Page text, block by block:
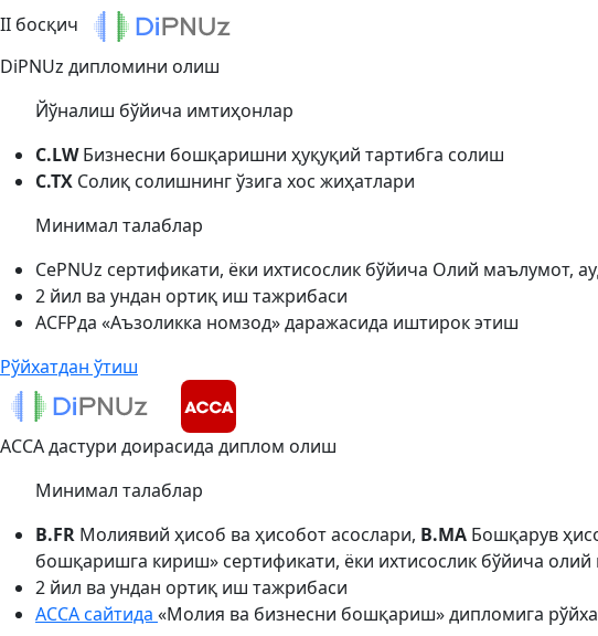
II босқич
DiPNUz дипломини олиш
Йўналиш бўйича имтиҳонлар
C.LWБизнесни бошқаришни ҳуқуқий тартибга солиш
C.TX Солиқ солишнинг ўзига хос жиҳатлари
Минимал талаблар
CePNUz сертификати, ёки ихтисослик бўйича Олий маълумот,
2 йил ва ундан ортиқ иш тажрибаси
ACFPда «Аъзоликка номзод» даражасида иштирок этиш
Рўйхатдан ўтиш
ACCA дастури доирасида диплом олиш
Минимал талаблар
B.FR Молиявий ҳисоб ва ҳисобот асослари, B.MA Бошқарув
бошқаришга кириш» сертификати, ёки ихтисослик бўйича
2 йил ва ундан ортиқ иш тажрибаси
ACCA сайтида «Молия ва бизнесни бошқариш» дипломига